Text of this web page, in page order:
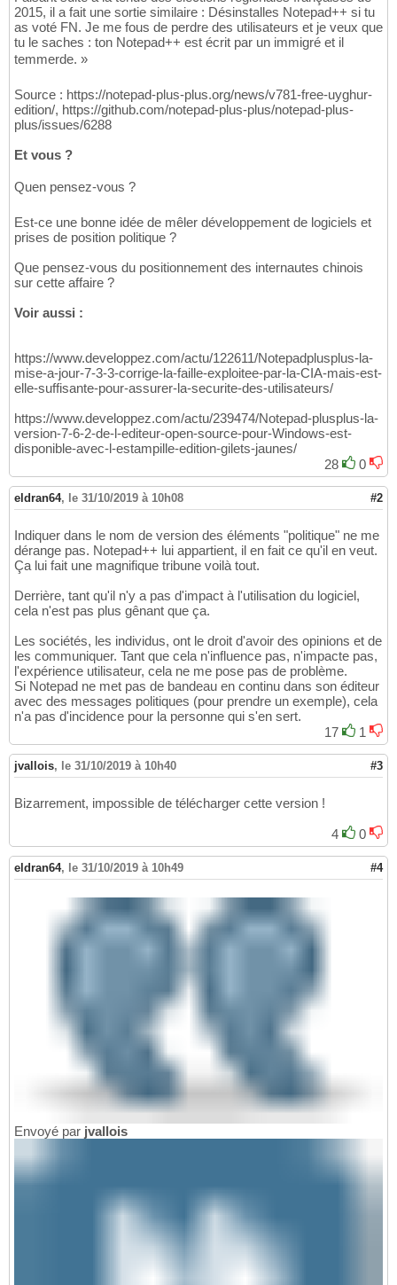
2015, il a fait une sortie similaire : Désinstalles Notepad++ si tu
as voté FN. Je me fous de perdre des utilisateurs et je veux que
tu le saches : ton Notepad++ est écrit par un immigré et il
temmerde. »
Source : https://notepad-plus-plus.org/news/v781-free-uyghur-
edition/, https://github.com/notepad-plus-plus/notepad-plus-
plus/issues/6288
Et vous ?
Quen pensez-vous ?
Est-ce une bonne idée de mêler développement de logiciels et
prises de position politique ?
Que pensez-vous du positionnement des internautes chinois
sur cette affaire ?
Voir aussi :
https://www.developpez.com/actu/122611/Notepadplusplus-la-
mise-a-jour-7-3-3-corrige-la-faille-exploitee-par-la-CIA-mais-est-
elle-suffisante-pour-assurer-la-securite-des-utilisateurs/
https://www.developpez.com/actu/239474/Notepad-plusplus-la-
version-7-6-2-de-l-editeur-open-source-pour-Windows-est-
disponible-avec-l-estampille-edition-gilets-jaunes/
28
0
eldran64, le 31/10/2019 à 10h08 #2
Indiquer dans le nom de version des éléments "politique" ne me
dérange pas. Notepad++ lui appartient, il en fait ce qu'il en veut.
Ça lui fait une magnifique tribune voilà tout.
Derrière, tant qu'il n'y a pas d'impact à l'utilisation du logiciel,
cela n'est pas plus gênant que ça.
Les sociétés, les individus, ont le droit d'avoir des opinions et de
les communiquer. Tant que cela n'influence pas, n'impacte pas,
l'expérience utilisateur, cela ne me pose pas de problème.
Si Notepad ne met pas de bandeau en continu dans son éditeur
avec des messages politiques (pour prendre un exemple), cela
n'a pas d'incidence pour la personne qui s'en sert.
17
1
jvallois, le 31/10/2019 à 10h40 #3
Bizarrement, impossible de télécharger cette version !
4 0
eldran64, le 31/10/2019 à 10h49 #4
Envoyé par jvallois